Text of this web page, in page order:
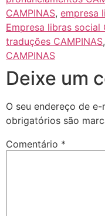
CAMPINAS, empresa
Empresa libras social
traduções CAMPINAS,
CAMPINAS
Deixe um
O seu endereço de
obrigatórios são
Comentário *